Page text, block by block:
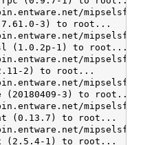
mipselsf-
3) to root...
mipselsf-
(1.0.2p-1) to root...
mipselsf-
2) to root...
mipselsf-
3) to root...
mipselsf-
(0.13.7) to root...
mipselsf-
(2.5.4-1) to root...